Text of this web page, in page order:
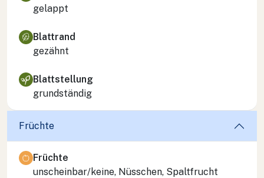
gelappt
Blattrand
gezähnt
Blattstellung
grundständig
Früchte
Früchte
unscheinbar/keine, Nüsschen, Spaltfrucht